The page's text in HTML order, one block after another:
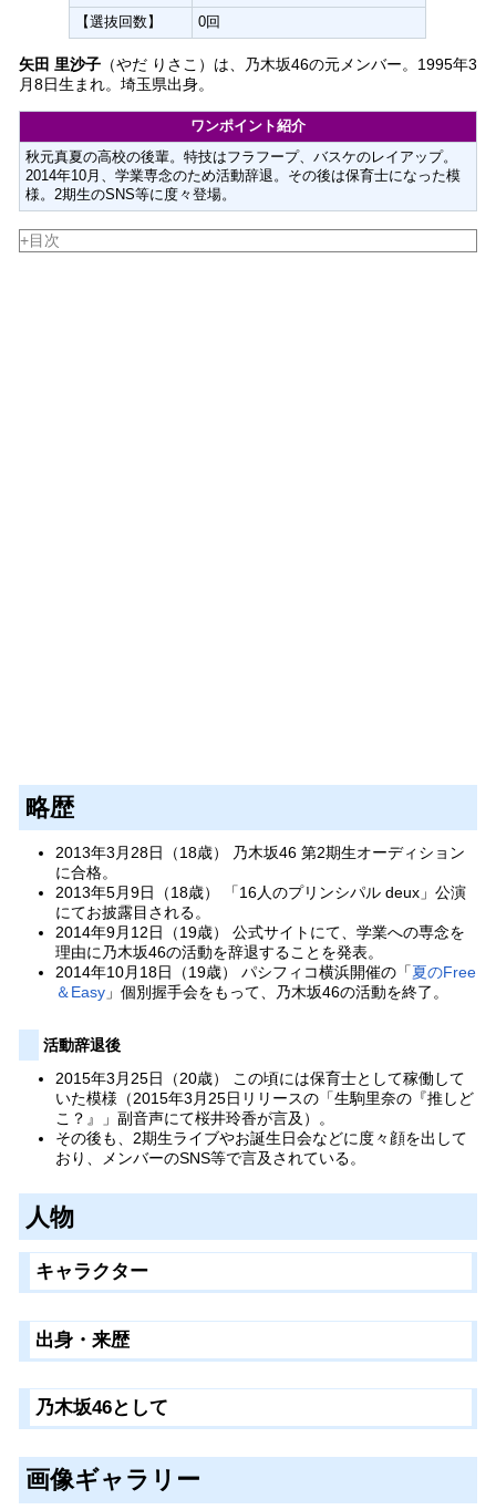
【選抜回数】
0回
矢田 里沙子（やだ りさこ）は、乃木坂46の元メンバー。1995年3
月8日生まれ。埼玉県出身。
ワンポイント紹介
秋元真夏の高校の後輩。特技はフラフープ、バスケのレイアップ。
2014年10月、学業専念のため活動辞退。その後は保育士になった模
様。2期生のSNS等に度々登場。
+目次
略歴
2013年3月28日（18歳） 乃木坂46 第2期生オーディション
に合格。
2013年5月9日（18歳） 「16人のプリンシパル deux」公演
にてお披露目される。
2014年9月12日（19歳） 公式サイトにて、学業への専念を
理由に乃木坂46の活動を辞退することを発表。
2014年10月18日（19歳） パシフィコ横浜開催の「夏のFree
＆Easy」個別握手会をもって、乃木坂46の活動を終了。
活動辞退後
2015年3月25日（20歳） この頃には保育士として稼働して
いた模様（2015年3月25日リリースの「生駒里奈の『推しど
こ？』」副音声にて桜井玲香が言及）。
その後も、2期生ライブやお誕生日会などに度々顔を出して
おり、メンバーのSNS等で言及されている。
人物
キャラクター
出身・来歴
乃木坂46として
画像ギャラリー